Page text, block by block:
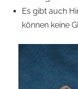
Es gibt auch
können keine